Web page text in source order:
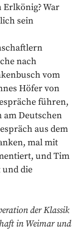
Erlkönig? War
sein
nach
vom
Höfer von
führen,
am Deutschen
aus dem
mal mit
und Tim
die
der Klassik
in Weimar und